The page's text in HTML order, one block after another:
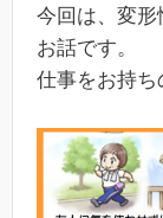
今回は、変形
お話です。
仕事をお持ち